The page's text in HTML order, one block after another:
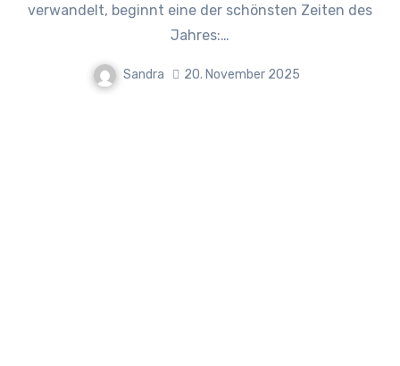
verwandelt, beginnt eine der schönsten Zeiten des
Jahres:…
Sandra 20. November 2025